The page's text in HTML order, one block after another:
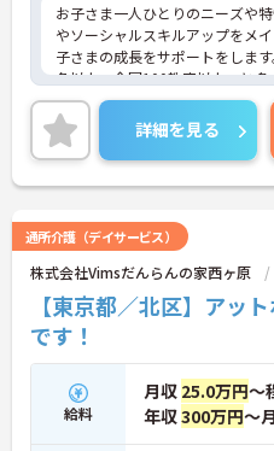
お子さま一人ひとりのニーズや
やソーシャルスキルアップをメ
子さまの成長をサポートをしま
名以上、全国100教室以上」と
して培ったノウハウもあり、満
の提供とともに、自身の療育分野
目指せます。年間休日は120日前
との両立もしやすいです。
ご興味のある方はお気軽にお問
詳細を見る
通所介護（デイサービス）
株式会社Vimsだんらんの家西ヶ原
【東京都／北区】アッ
です！
給料
月収 25.0万円～
年収300万円～